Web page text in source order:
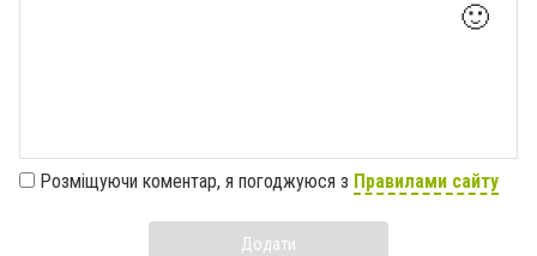
🙂
Розміщуючи коментар, я погоджуюся з Правилами сайту
Додати